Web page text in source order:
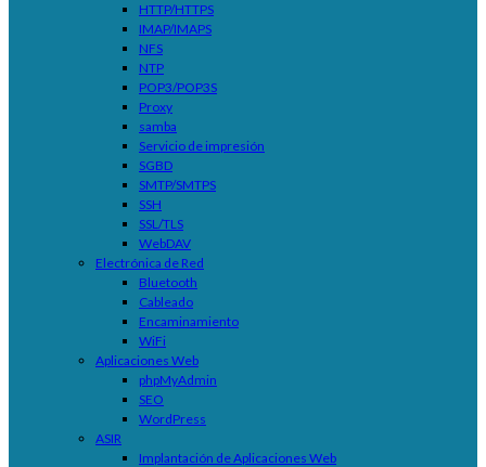
HTTP/HTTPS
IMAP/IMAPS
NFS
NTP
POP3/POP3S
Proxy
samba
Servicio de impresión
SGBD
SMTP/SMTPS
SSH
SSL/TLS
WebDAV
Electrónica de Red
Bluetooth
Cableado
Encaminamiento
WiFi
Aplicaciones Web
phpMyAdmin
SEO
WordPress
ASIR
Implantación de Aplicaciones Web